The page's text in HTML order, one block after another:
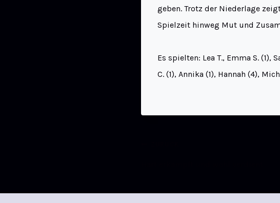
geben. Trotz der Niederlage
Spielzeit hinweg Mut und
Es spielten: Lea T., Emma S. (1),
C. (1), Annika (1), Hannah (4),